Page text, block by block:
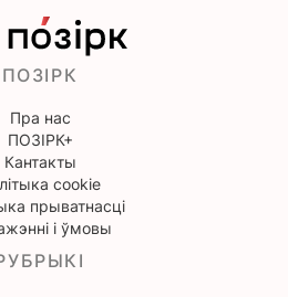
ПОЗІРК
Пра нас
ПОЗІРК+
Кантакты
cookie
прыватнасці
і ўмовы